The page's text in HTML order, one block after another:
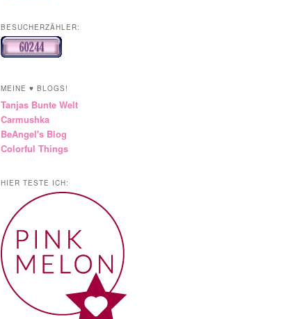
BESUCHERZÄHLER:
MEINE ♥ BLOGS!
Tanjas Bunte Welt
Carmushka
BeAngel's Blog
Colorful Things
HIER TESTE ICH: